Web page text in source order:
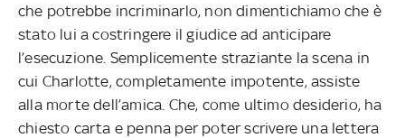
che potrebbe incriminarlo, non dimentichiamo che è
stato lui a costringere il giudice ad anticipare
l’esecuzione. Semplicemente straziante la scena in
cui Charlotte, completamente impotente, assiste
alla morte dell’amica. Che, come ultimo desiderio, ha
chiesto carta e penna per poter scrivere una lettera